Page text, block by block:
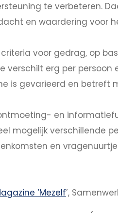
te verbeteren.
en waardering voor
voor gedrag, op
erg per
is gevarieerd en betreft
en
mogelijk verschillende
en
‘Mezelf’,